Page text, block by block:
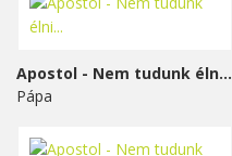
Apostol - Nem tudunk élni...
Pápa